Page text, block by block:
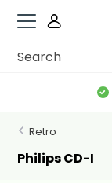
Retro
Philips CD-I